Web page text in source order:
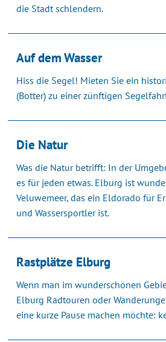
die Stadt schlendern.
Auf dem Wasser
Hiss die Segel! Mieten Sie ein
(Botter) zu einer zünftigen
Die Natur
Was die Natur betrifft: In der
es für jeden etwas. Elburg ist
Veluwemeer, das ein Eldorado für
und Wassersportler ist.
Rastplätze Elburg
Wenn man im wunderschönen
Elburg Radtouren oder
eine kurze Pause machen möchte: